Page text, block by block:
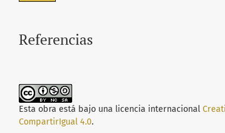
Referencias
Esta obra está bajo una licencia internacional
CompartirIgual 4.0.